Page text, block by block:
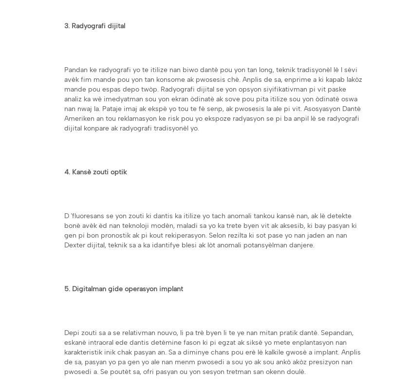
3. Radyografi dijital
Pandan ke radyografi yo te itilize nan biwo dantè pou yon tan long, teknik tradisyonèl lè l sèvi
avèk fim mande pou yon tan konsome ak pwosesis chè. Anplis de sa, enprime a ki kapab lakòz
mande pou espas depo twòp. Radyografi dijital se yon opsyon siyifikativman pi vit paske
analiz ka wè imedyatman sou yon ekran òdinatè ak sove pou pita itilize sou yon òdinatè oswa
nan nwaj la. Pataje imaj ak ekspè yo tou te fè senp, ak pwosesis la ale pi vit. Asosyasyon Dantè
Ameriken an tou reklamasyon ke risk pou yo ekspoze radyasyon se pi ba anpil lè se radyografi
dijital konpare ak radyografi tradisyonèl yo.
4. Kansè zouti optik
D 'fluoresans se yon zouti ki dantis ka itilize yo tach anomali tankou kansè nan, ak lè detekte
bonè avèk èd nan teknoloji modèn, maladi sa yo ka trete byen vit ak aksesib, ki bay pasyan ki
gen pi bon pronostik ak pi kout rekiperasyon. Selon rezilta ki sot pase yo nan jaden an nan
Dexter dijital, teknik sa a ka idantifye blesi ak lòt anomali potansyèlman danjere.
5. Digitalman gide operasyon implant
Depi zouti sa a se relativman nouvo, li pa trè byen li te ye nan mitan pratik dantè. Sepandan,
eskanè intraoral ede dantis detèmine fason ki pi egzat ak siksè yo mete enplantasyon nan
karakteristik inik chak pasyan an. Sa a diminye chans pou erè lè kalkile gwosè a implant. Anplis
de sa, pasyan yo pa gen yo ale nan menm pwosedi a sou yo ak sou ankò akòz presizyon nan
pwosedi a. Se poutèt sa, ofri pasyan ou yon sesyon tretman san okenn doulè.